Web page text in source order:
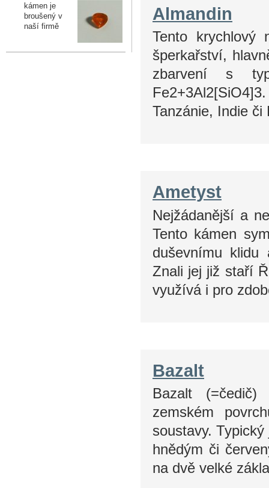
kámen je
broušený v
naší firmě
Almandin
Tento krychlový
šperkařství,
zbarvení s
Tanzánie, Indie či
Ametyst
Nejžádanější a
Tento kámen
duševnímu klidu
Znali jej již staří
využívá i pro
Bazalt
Bazalt
zemském
soustavy.
hnědým či
na dvě velké